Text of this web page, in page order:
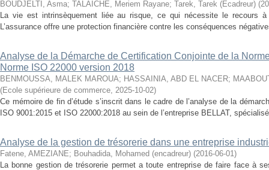
BOUDJELTI, Asma; TALAICHE, Meriem Rayane; Tarek, Tarek (Ecadreur) (
La vie est intrinsèquement liée au risque, ce qui nécessite le recours à
L’assurance offre une protection financière contre les conséquences
Analyse de la Démarche de Certification Conjointe de la
Norme ISO 22000 version 2018
BENMOUSSA, MALEK MAROUA; HASSAINIA, ABD EL NACER;
(Ecole supérieure de commerce, 2025-10-02)
Ce mémoire de fin d’étude s’inscrit dans le cadre de l’analyse de la
ISO 9001:2015 et ISO 22000:2018 au sein de l’entreprise BELLAT,
Analyse de la gestion de trésorerie dans une entreprise
Fatene, AMEZIANE; Bouhadida, Mohamed (encadreur) (2016-06-01)
La bonne gestion de trésorerie permet a toute entreprise de faire face à